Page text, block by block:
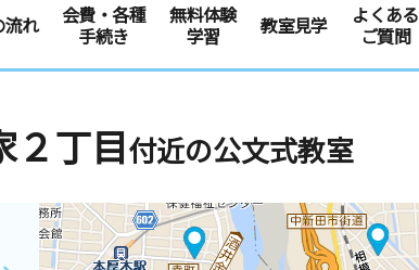
れ
会費・各種
手続き
無料体験
学習
教室見学
よくある
ご質問
２丁目付近の公文式教室